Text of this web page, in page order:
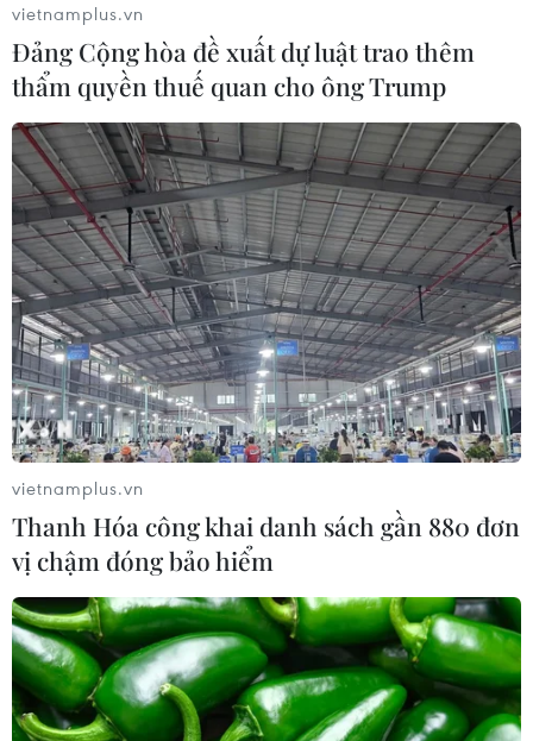
TIN CÙNG CHUYÊN MỤC
vietnamplus.vn
Đảng Cộng hòa đề xuất dự luật trao thêm
thẩm quyền thuế quan cho ông Trump
vietnamplus.vn
Thanh Hóa công khai danh sách gần 880 đơn
vị chậm đóng bảo hiểm